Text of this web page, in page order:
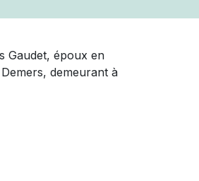
Gaudet, époux en
demeurant à